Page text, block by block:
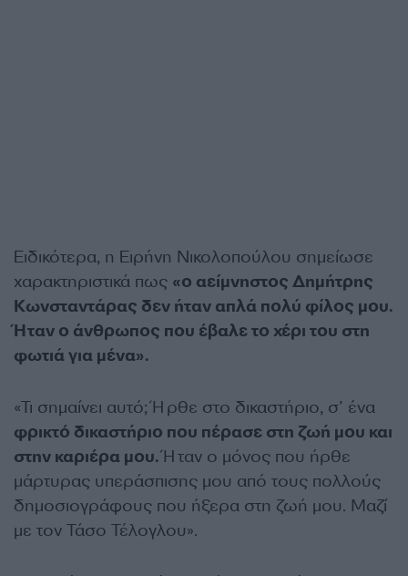
Ειδικότερα, η Ειρήνη Νικολοπούλου σημείωσε
χαρακτηριστικά πως «ο αείμνηστος Δημήτρης
Κωνσταντάρας δεν ήταν απλά πολύ φίλος μου.
Ήταν ο άνθρωπος που έβαλε το χέρι του στη
φωτιά για μένα».
«Τι σημαίνει αυτό; Ήρθε στο δικαστήριο, σ’ ένα
φρικτό δικαστήριο που πέρασε στη ζωή μου και
στην καριέρα μου.Ήταν ο μόνος που ήρθε
μάρτυρας υπεράσπισης μου από τους πολλούς
δημοσιογράφους που ήξερα στη ζωή μου. Μαζί
με τον Τάσο Τέλογλου».